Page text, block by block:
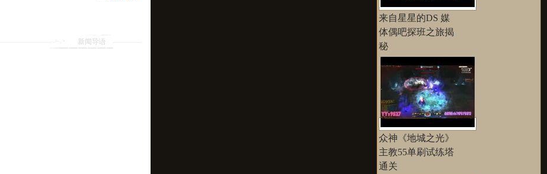
新闻导语
来自星星的DS 媒
体偶吧探班之旅揭
秘
众神《地城之光》
主教55单刷试练塔
通关